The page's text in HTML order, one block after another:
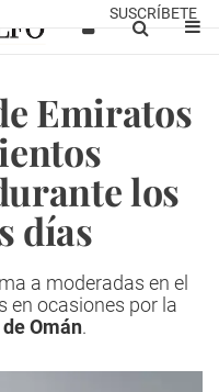
SUSCRÍBETE
Emiratos
los
días
a moderadas en el
en ocasiones por la
Omán.